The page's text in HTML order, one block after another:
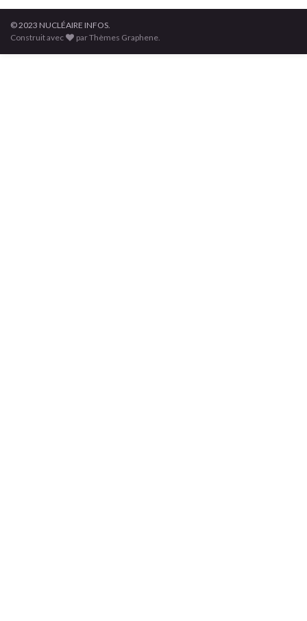
© 2023 NUCLÉAIRE INFOS.
Construit avec
par Thèmes Graphene.